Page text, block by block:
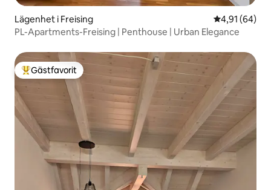
Lägenhet i Freising 4,91 av 5 i
4,91 (64)
PL-Apartments-Freising | Penthouse | Urban Elegance
Populär gästfavorit
Gästfavorit